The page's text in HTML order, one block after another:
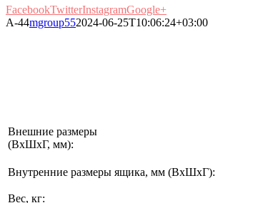
FacebookTwitterInstagramGoogle+
А-44mgroup552024-06-25T10:06:24+03:00
Внешние размеры
(ВхШхГ, мм):
Внутренние размеры ящика, мм (ВхШхГ):
Вес, кг: